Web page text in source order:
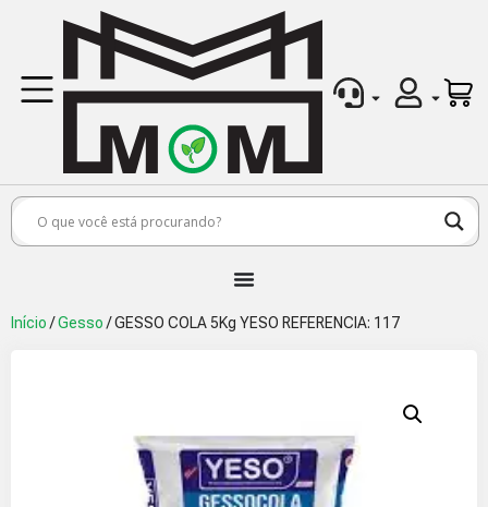
Início /Gesso / GESSO COLA 5Kg YESO REFERENCIA: 117